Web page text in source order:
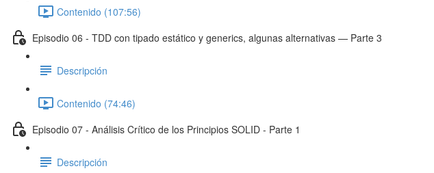
Contenido (107:56)
Episodio 06 - TDD con tipado estático y generics, algunas alternativas — Parte 3
Descripción
Contenido (74:46)
Episodio 07 - Análisis Crítico de los Principios SOLID - Parte 1
Descripción